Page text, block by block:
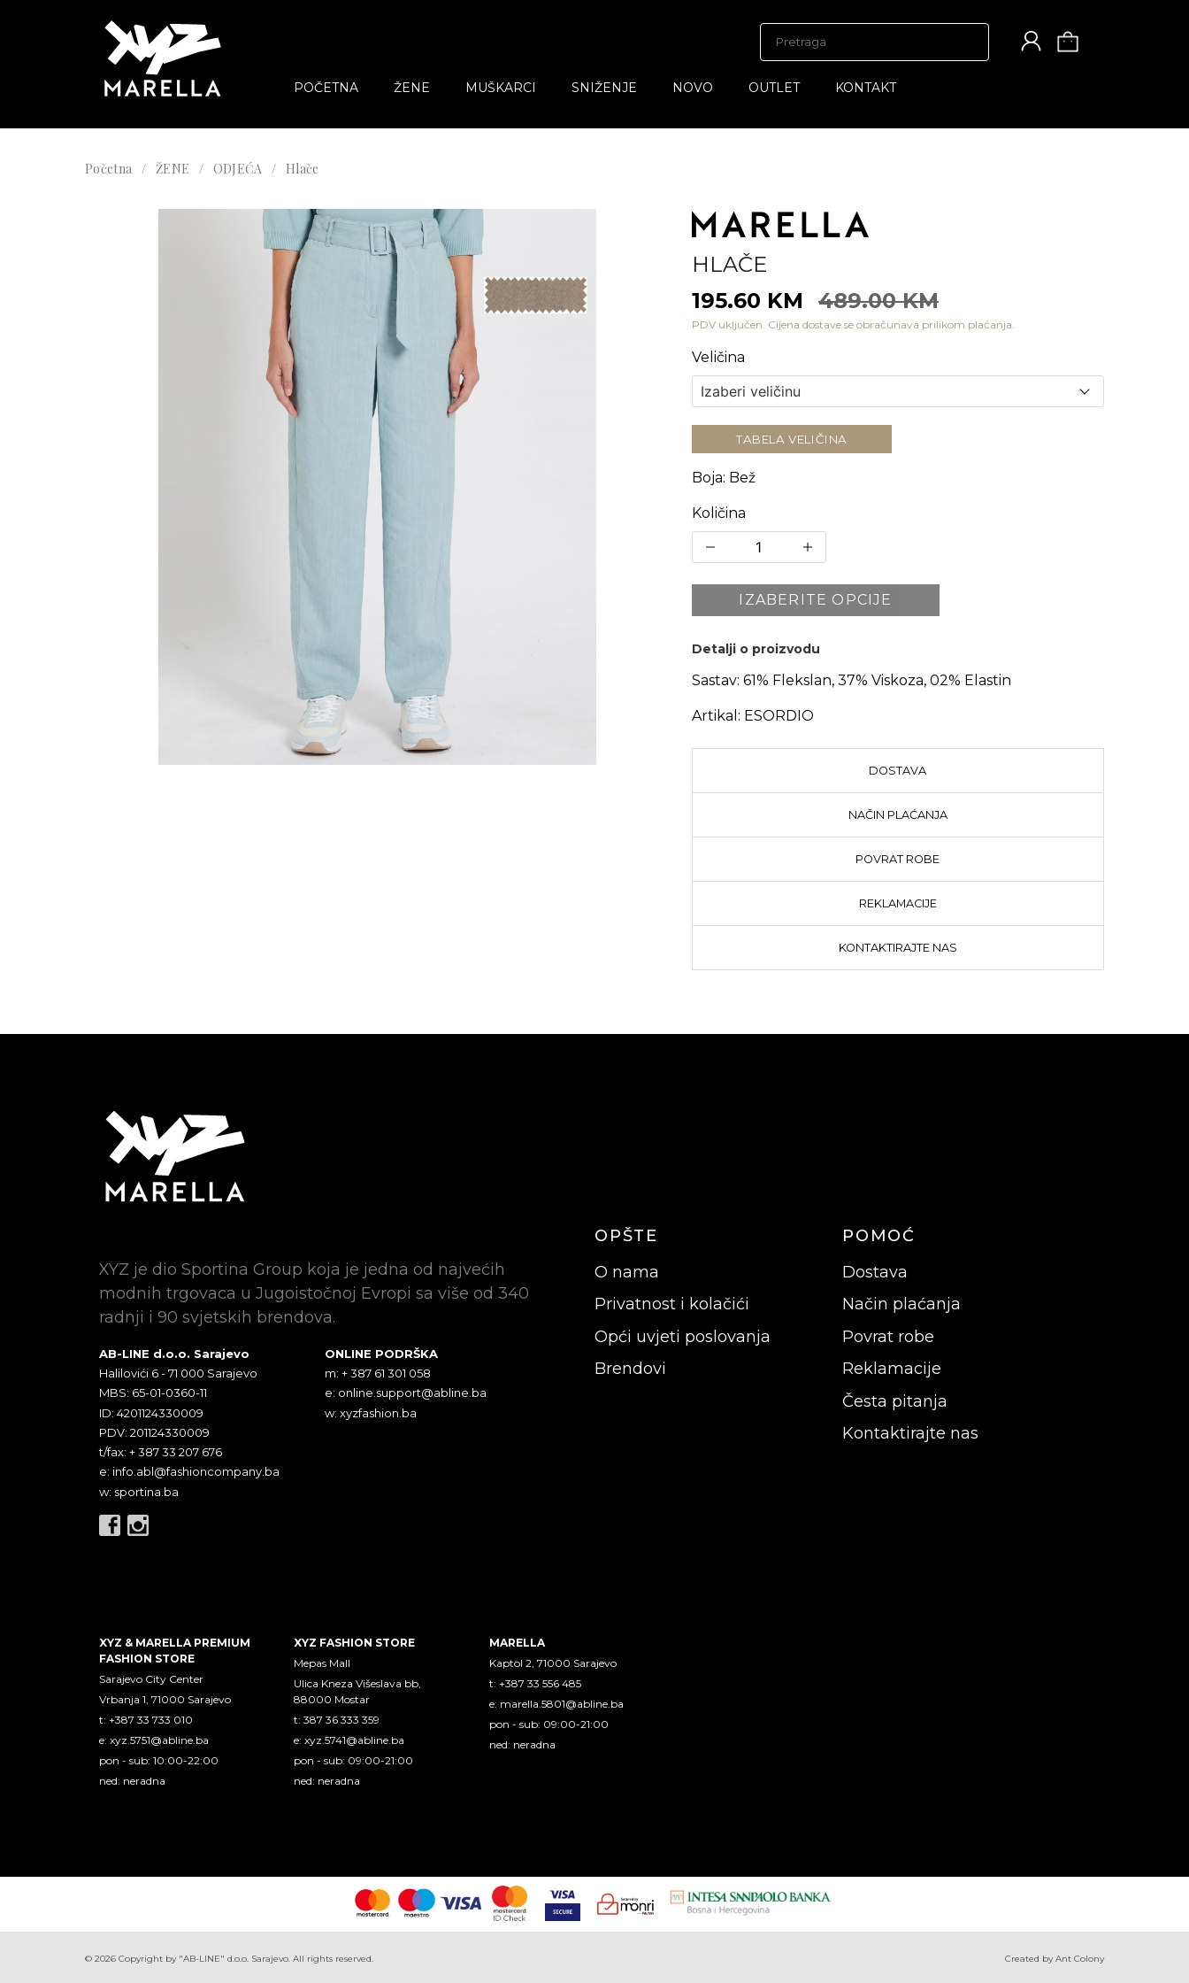
POČETNA ŽENE MUŠKARCI SNIŽENJE NOVO OUTLET KONTAKT
Početna ŽENE ODJEĆA Hlače
HLAČE
195.60 KM
489.00 KM
PDV uključen. Cijena dostave se obračunava prilikom plaćanja.
Veličina
TABELA VELIČINA
Boja: Bež
Količina
IZABERITE OPCIJE
Detalji o proizvodu
Sastav: 61% Flekslan, 37% Viskoza, 02% Elastin
Artikal: ESORDIO
DOSTAVA
NAČIN PLAĆANJA
POVRAT ROBE
REKLAMACIJE
KONTAKTIRAJTE NAS
XYZ je dio Sportina Group koja je jedna od najvećih
modnih trgovaca u Jugoistočnoj Evropi sa više od 340
radnji i 90 svjetskih brendova.
AB-LINE d.o.o. Sarajevo
Halilovići 6 - 71 000 Sarajevo
MBS: 65-01-0360-11
ID: 4201124330009
PDV: 201124330009
t/fax: + 387 33 207 676
e: info.abl@fashioncompany.ba
w: sportina.ba
ONLINE PODRŠKA
m: + 387 61 301 058
e: online.support@abline.ba
w: xyzfashion.ba
OPŠTE
O nama
Privatnost i kolačići
Opći uvjeti poslovanja
Brendovi
POMOĆ
Dostava
Način plaćanja
Povrat robe
Reklamacije
Česta pitanja
Kontaktirajte nas
XYZ & MARELLA PREMIUM
FASHION STORE
Sarajevo City Center
Vrbanja 1, 71000 Sarajevo
t: +387 33 733 010
e: xyz.5751@abline.ba
pon - sub: 10:00-22:00
ned: neradna
XYZ FASHION STORE
Mepas Mall
Ulica Kneza Višeslava bb,
88000 Mostar
t: 387 36 333 359
e:xyz.5741@abline.ba
pon - sub: 09:00-21:00
ned: neradna
MARELLA
Kaptol 2, 71000 Sarajevo
t: +387 33 556 485
e: marella.5801@abline.ba
pon - sub: 09:00-21:00
ned: neradna
© 2026 Copyright by "AB-LINE" d.o.o. Sarajevo. All rights reserved. Created by Ant Colony